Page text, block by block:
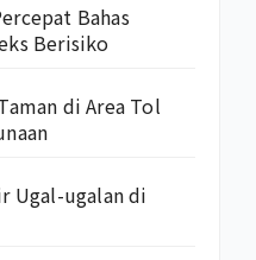
Bahas
Berisiko
di Area Tol
Ugal-ugalan di